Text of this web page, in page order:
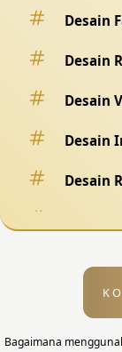
Desain
Desain
Desain
Desain
Desain
Desain
Desain
Bagaimana